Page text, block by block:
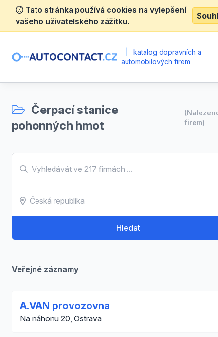
Tato stránka používá cookies na vylepšení
vašeho uživatelského zážitku.
katalog dopravních a
automobilových firem
Čerpací stanice
pohonných hmot
firem)
Hledat
Veřejné záznamy
A.VAN provozovna
Na náhonu 20, Ostrava